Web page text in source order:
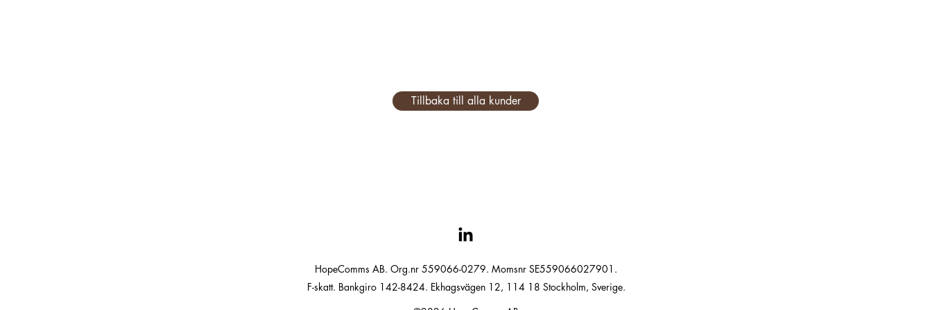
Tillbaka till alla kunder
HopeComms AB. Org.nr 559066-0279. Momsnr SE559066027901.
F-skatt. Bankgiro 142-8424. Ekhagsvägen 12, 114 18 Stockholm, Sverige.